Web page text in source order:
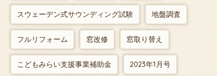
スウェーデン式サウンディング試験 地盤調査
フルリフォーム 窓改修 窓取り替え
こどもみらい支援事業補助金 2023年1月号